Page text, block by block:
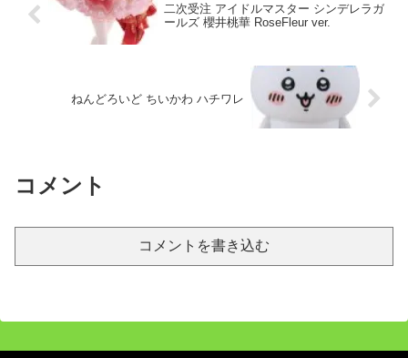
二次受注 アイドルマスター シンデレラガ
ールズ 櫻井桃華 RoseFleur ver.
ねんどろいど ちいかわ ハチワレ
コメント
コメントを書き込む